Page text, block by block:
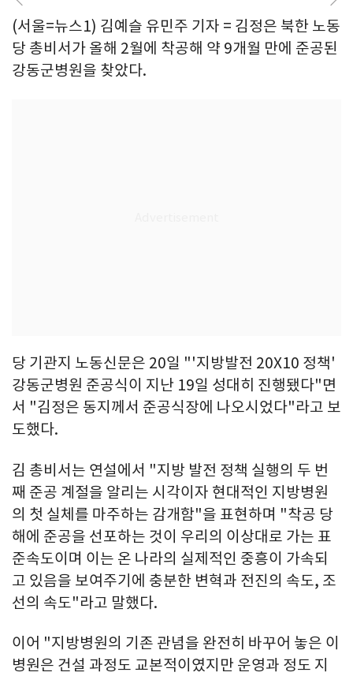
(서울=뉴스1) 김예슬 유민주 기자 = 김정은 북한 노동
당 총비서가 올해 2월에 착공해 약 9개월 만에 준공된
강동군병원을 찾았다.
당 기관지 노동신문은 20일 "'지방발전 20X10 정책'
강동군병원 준공식이 지난 19일 성대히 진행됐다"면
서 "김정은 동지께서 준공식장에 나오시었다"라고 보
도했다.
김 총비서는 연설에서 "지방 발전 정책 실행의 두 번
째 준공 계절을 알리는 시각이자 현대적인 지방병원
의 첫 실체를 마주하는 감개함"을 표현하며 "착공 당
해에 준공을 선포하는 것이 우리의 이상대로 가는 표
준속도이며 이는 온 나라의 실제적인 중흥이 가속되
고 있음을 보여주기에 충분한 변혁과 전진의 속도, 조
선의 속도"라고 말했다.
이어 "지방병원의 기존 관념을 완전히 바꾸어 놓은 이
병원은 건설 과정도 교본적이였지만 운영과 정도 지